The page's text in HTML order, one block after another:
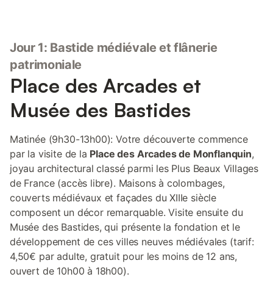
Jour 1: Bastide médiévale et flânerie
patrimoniale
Place des Arcades et
Musée des Bastides
Matinée (9h30-13h00): Votre découverte commence
par la visite de la Place des Arcades de Monflanquin,
joyau architectural classé parmi les Plus Beaux Villages
de France (accès libre). Maisons à colombages,
couverts médiévaux et façades du XIIIe siècle
composent un décor remarquable. Visite ensuite du
Musée des Bastides, qui présente la fondation et le
développement de ces villes neuves médiévales (tarif:
4,50€ par adulte, gratuit pour les moins de 12 ans,
ouvert de 10h00 à 18h00).